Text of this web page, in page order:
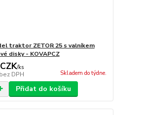
traktor ZETOR 25 s valníkem
disky - KOVAPCZ
/ks
bez DPH Skladem do týdne.
Přidat do košíku